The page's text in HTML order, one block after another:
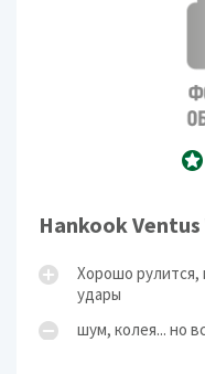
Hankook Ventus
Хорошо рулится,
удары
шум, колея... но